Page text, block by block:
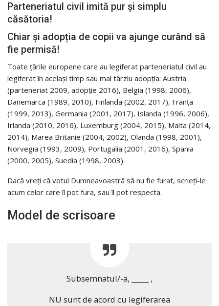
Parteneriatul civil imită pur și simplu
căsătoria!
Chiar și adopția de copii va ajunge curând să
fie permisă!
Toate țările europene care au legiferat parteneriatul civil au
legiferat în același timp sau mai târziu adopția: Austria
(parteneriat 2009, adopție 2016), Belgia (1998, 2006),
Danemarca (1989, 2010), Finlanda (2002, 2017), Franța
(1999, 2013), Germania (2001, 2017), Islanda (1996, 2006),
Irlanda (2010, 2016), Luxemburg (2004, 2015), Malta (2014,
2014), Marea Britanie (2004, 2002), Olanda (1998, 2001),
Norvegia (1993, 2009), Portugalia (2001, 2016), Spania
(2000, 2005), Suedia (1998, 2003)
Dacă vreți că votul Dumneavoastră să nu fie furat, scrieți-le
acum celor care îl pot fura, sau îl pot respecta.
Model de scrisoare
Subsemnatul/-a, _____ ,
NU sunt de acord cu legiferarea